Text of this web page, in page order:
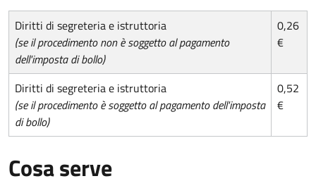
Diritti di segreteria e istruttoria
(se il procedimento non è soggetto al pagamento
dell'imposta di bollo)
0,26
€
Diritti di segreteria e istruttoria
(se il procedimento è soggetto al pagamento dell'imposta
di bollo)
0,52
€
Cosa serve